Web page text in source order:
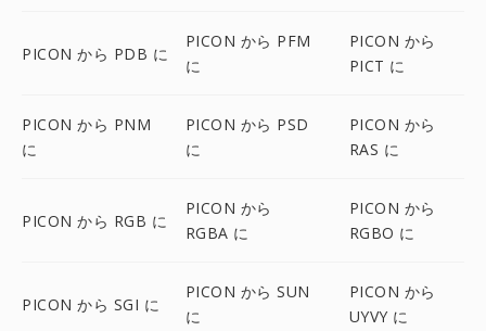
PICON から PDB に
PICON から PFM
に
PICON から
PICT に
PICON から PNM
に
PICON から PSD
に
PICON から
RAS に
PICON から RGB に
PICON から
RGBA に
PICON から
RGBO に
PICON から SGI に
PICON から SUN
に
PICON から
UYVY に